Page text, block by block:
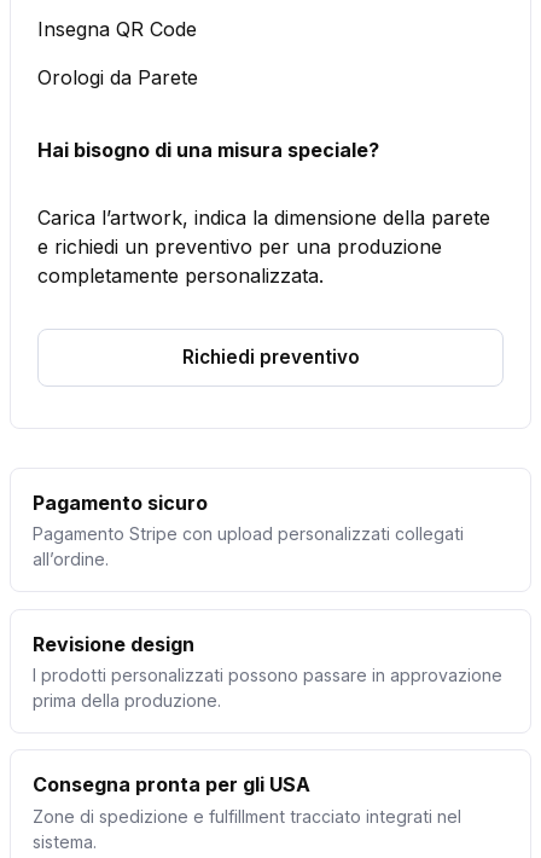
Insegna QR Code
Orologi da Parete
Hai bisogno di una misura speciale?
Carica l’artwork, indica la dimensione della parete
e richiedi un preventivo per una produzione
completamente personalizzata.
Richiedi preventivo
Pagamento sicuro
Pagamento Stripe con upload personalizzati collegati
all’ordine.
Revisione design
I prodotti personalizzati possono passare in approvazione
prima della produzione.
Consegna pronta per gli USA
Zone di spedizione e fulfillment tracciato integrati nel
sistema.